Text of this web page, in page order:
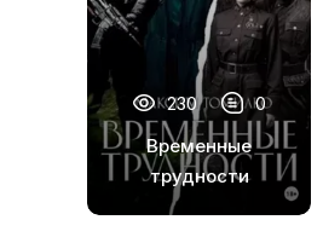
230 0
Временные
трудности